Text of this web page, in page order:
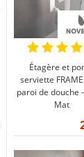
Étagère et
serviette
paroi de douche
Mat